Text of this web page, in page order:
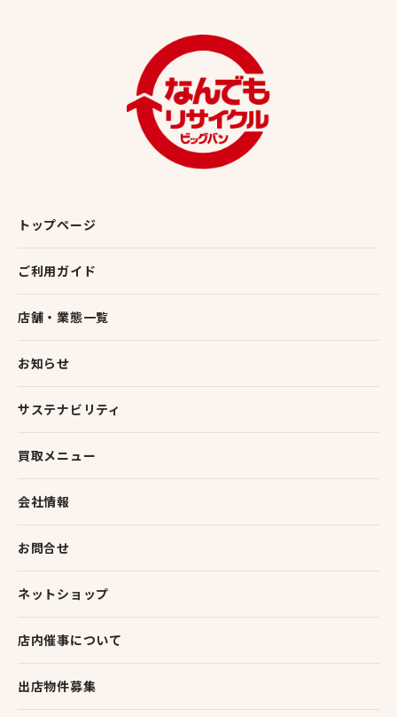
☆高価買取情報☆
#遊戯王OCG
1点からのお持ち込み、査定も大歓迎です。
画像以外のカードもお待ちしております。
是非、当店までお持ち込みくださいませ ！！
※状態や在庫状況等により、予告なく買取金額を変
更する場合がございます。…
Twitter
;
ビッグバン苫小牧桜木店トレカ
10 4月 2024
☆高価買取情報☆
1点からのお持ち込み、査定も大歓迎です。
更する場合がございます。…
トップページ
ご利用ガイド
店舗・業態一覧
お知らせ
サステナビリティ
買取メニュー
会社情報
お問合せ
ネットショップ
店内催事について
出店物件募集